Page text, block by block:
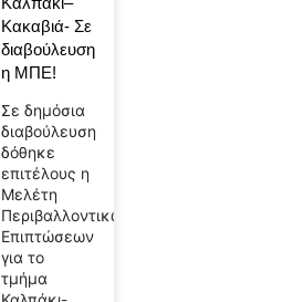
Κακαβιά- Σε
διαβούλευση
η ΜΠΕ!
Σε δημόσια
διαβούλευση
δόθηκε
επιτέλους η
Μελέτη
Περιβαλλοντικών
Επιπτώσεων
για το
τμήμα